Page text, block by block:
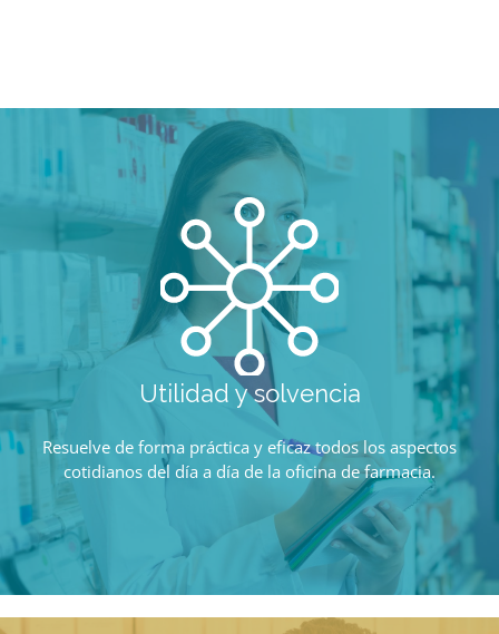
Utilidad y solvencia
Resuelve de forma práctica y eficaz todos los aspectos
cotidianos del día a día de la oficina de farmacia.